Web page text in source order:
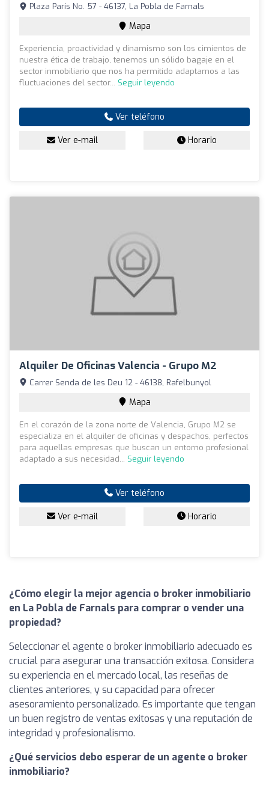
Plaza París No. 57 - 46137, La Pobla de Farnals
Mapa
Experiencia, proactividad y dinamismo son los cimientos de
nuestra ética de trabajo, tenemos un sólido bagaje en el
sector inmobiliario que nos ha permitido adaptarnos a las
fluctuaciones del sector... Seguir leyendo
Ver teléfono
Ver e-mail Horario
Alquiler De Oficinas Valencia - Grupo M2
Carrer Senda de les Deu 12 - 46138, Rafelbunyol
Mapa
En el corazón de la zona norte de Valencia, Grupo M2 se
especializa en el alquiler de oficinas y despachos, perfectos
para aquellas empresas que buscan un entorno profesional
adaptado a sus necesidad... Seguir leyendo
Ver teléfono
Ver e-mail Horario
¿Cómo elegir la mejor agencia o broker inmobiliario
en La Pobla de Farnals para comprar o vender una
propiedad?
Seleccionar el agente o broker inmobiliario adecuado es
crucial para asegurar una transacción exitosa. Considera
su experiencia en el mercado local, las reseñas de
clientes anteriores, y su capacidad para ofrecer
asesoramiento personalizado. Es importante que tengan
un buen registro de ventas exitosas y una reputación de
integridad y profesionalismo.
¿Qué servicios debo esperar de un agente o broker
inmobiliario?